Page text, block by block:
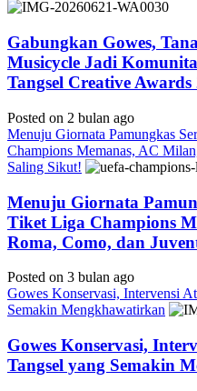
Gabungkan Gowes,
Musicycle Jadi
Tangsel Creative Awards
Posted on 2 bulan ago
Menuju Giornata Pamungkas
Champions Memanas, AC
Saling Sikut!
Menuju Giornata
Tiket Liga Champions
Roma, Como, dan
Posted on 3 bulan ago
Gowes Konservasi, Intervensi
Semakin Mengkhawatirkan
Gowes Konservasi,
Tangsel yang Semakin